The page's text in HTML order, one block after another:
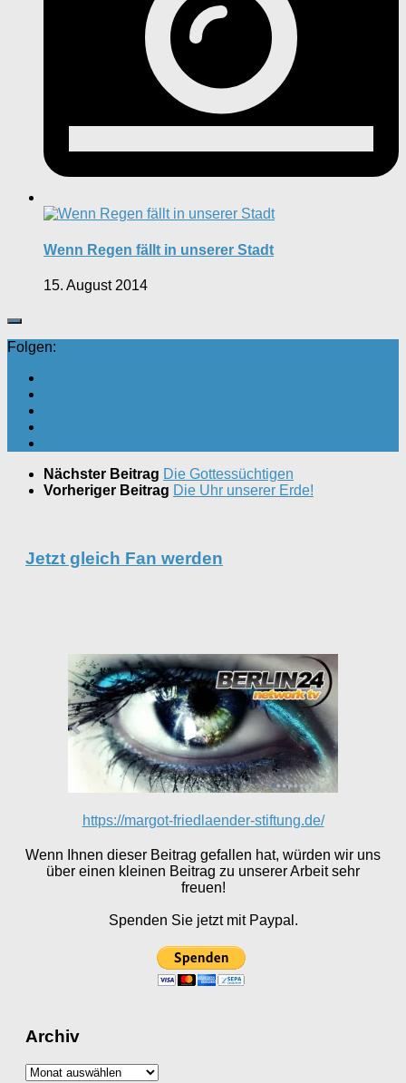
Wenn Regen fällt in unserer Stadt
15. August 2014
Folgen:
Nächster Beitrag Die Gottessüchtigen
Vorheriger Beitrag Die Uhr unserer Erde!
Jetzt gleich Fan werden
https://margot-friedlaender-stiftung.de/
Wenn Ihnen dieser Beitrag gefallen hat, würden wir uns
über einen kleinen Beitrag zu unserer Arbeit sehr
freuen!
Spenden Sie jetzt mit Paypal.
Archiv
Archiv